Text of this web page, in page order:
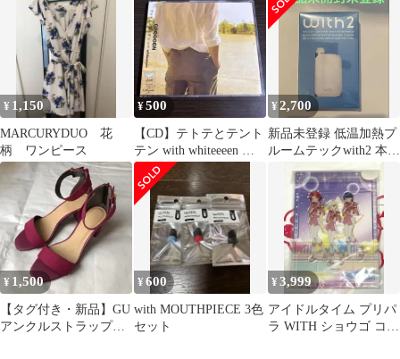
ぐるみキューピー
¥ 1,150
MARCURYDUO 花
柄 ワンピース
¥500
【CD】テトテとテント
テン with whiteeeen ／
GReeeeN
¥2,700
新品未登録 低温加熱プ
ルームテックwith2 本体
(白) スターターキット
¥ 1,500
【タグ付き・新品】GU
アンクルストラップサ
¥600
with MOUTHPIECE 3色
セット
¥3,999
アイドルタイム プリパ
ラ WITH ショウゴ コヨ